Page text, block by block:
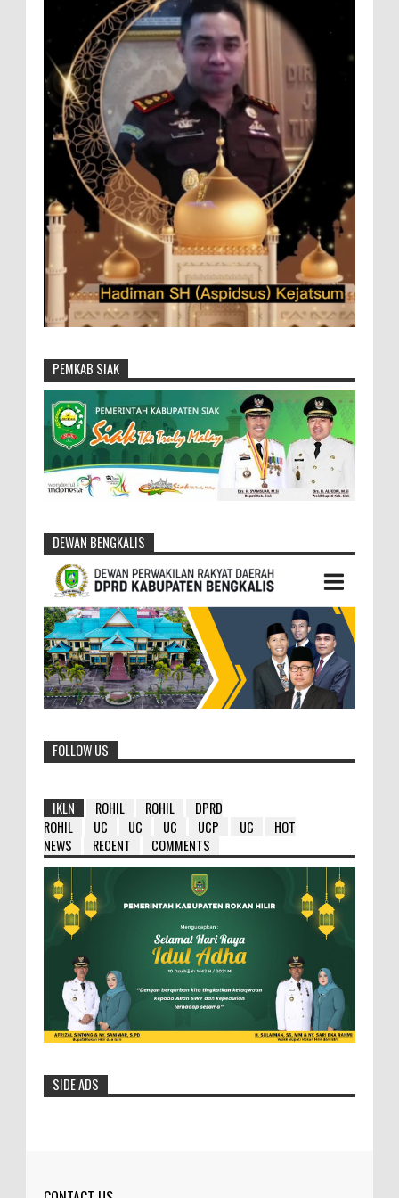
PEMKAB SIAK
DEWAN BENGKALIS
FOLLOW US
IKLN ROHIL ROHIL
DPRD
ROHIL
UC UC UC UCP UC
HOT
NEWS
RECENT COMMENTS
HM Wardan : Ambil Hikmahnya Dibalik
Dilihat: 154 Kali Bupa...
SIDE ADS